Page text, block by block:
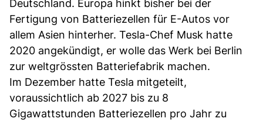
Deutschland. Europa hinkt bisher bei der
Fertigung von Batteriezellen für E-Autos vor
allem Asien hinterher. Tesla-Chef Musk hatte
2020 angekündigt, er wolle das Werk bei Berlin
zur weltgrössten Batteriefabrik machen.
Im Dezember hatte Tesla mitgeteilt,
voraussichtlich ab 2027 bis zu 8
Gigawattstunden Batteriezellen pro Jahr zu